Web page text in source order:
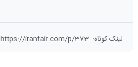
لینک کوتاه:
https://iranfair.com/p/373